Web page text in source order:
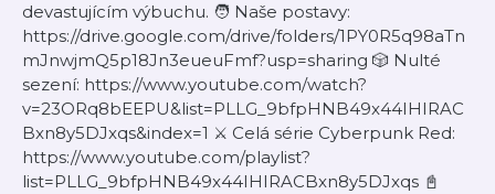
devastujícím výbuchu. 🧑 Naše postavy:
https://drive.google.com/drive/folders/1PY0R5q98aTn
mJnwjmQ5p18Jn3eueuFmf?usp=sharing 🎲 Nulté
sezení: https://www.youtube.com/watch?
v=23ORq8bEEPU&list=PLLG_9bfpHNB49x44IHIRAC
Bxn8y5DJxqs&index=1 ⚔️ Celá série Cyberpunk Red:
https://www.youtube.com/playlist?
list=PLLG_9bfpHNB49x44IHIRACBxn8y5DJxqs 📓